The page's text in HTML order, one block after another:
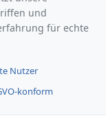
und
für echte
Nutzer
konform